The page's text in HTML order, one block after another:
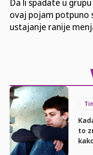
ovaj pojam potpuno
ustajanje ranije
to